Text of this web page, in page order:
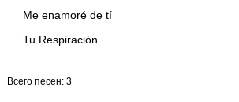
Me enamoré de tí
Tu Respiración
Всего песен: 3